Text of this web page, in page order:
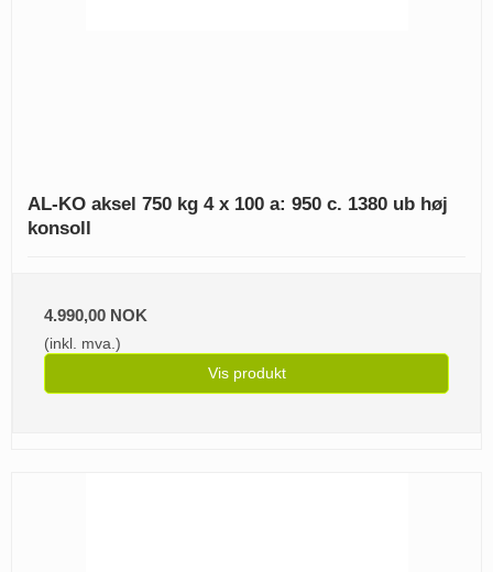
AL-KO aksel 750 kg 4 x 100 a: 950 c. 1380 ub høj
konsoll
4.990,00 NOK
(inkl. mva.)
Vis produkt